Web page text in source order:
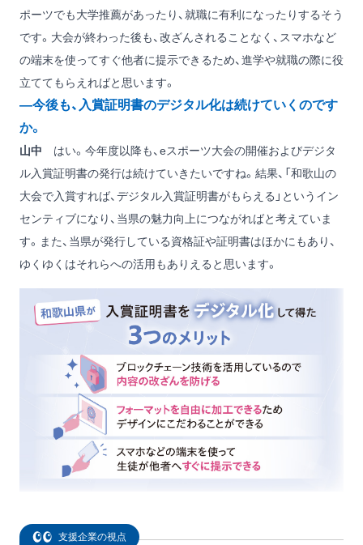
ポーツでも大学推薦があったり、就職に有利になったりするそう
です。大会が終わった後も、改ざんされることなく、スマホなど
の端末を使ってすぐ他者に提示できるため、進学や就職の際に役
立ててもらえればと思います。
―今後も、入賞証明書のデジタル化は続けていくのです
か。
山中 はい。今年度以降も、eスポーツ大会の開催およびデジタ
ル入賞証明書の発行は続けていきたいですね。結果、「和歌山の
大会で入賞すれば、デジタル入賞証明書がもらえる」というイン
センティブになり、当県の魅力向上につながればと考えていま
す。また、当県が発行している資格証や証明書はほかにもあり、
ゆくゆくはそれらへの活用もありえると思います。
支援企業の視点